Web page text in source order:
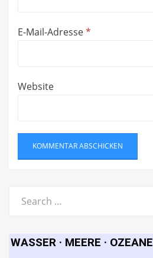
E-Mail-Adresse*
Website
for:
WASSER · MEERE · OZEANE